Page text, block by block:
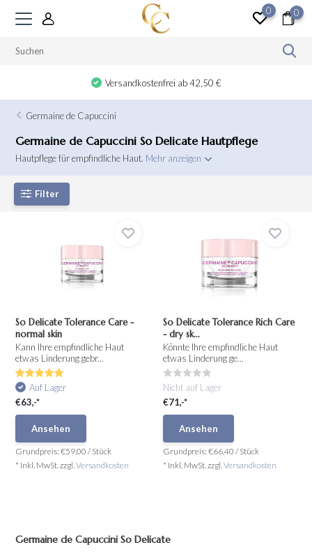
0 0
Versandkostenfrei ab 42,50 €
Germaine de Capuccini
Germaine de Capuccini So Delicate Hautpflege
Hautpflege für empfindliche Haut. Mehr anzeigen
Filter
So Delicate Tolerance Care -
normal skin
Kann Ihre empfindliche Haut
etwas Linderung gebr...
Auf Lager
€63,-*
Ansehen
Grundpreis:€59,00 / Stück
* Inkl. MwSt. zzgl.Versandkosten
So Delicate Tolerance Rich Care
- dry sk...
Könnte Ihre empfindliche Haut
etwas Linderung ge...
Nicht auf Lager
€71,-*
Ansehen
Grundpreis: €66,40 / Stück
* Inkl. MwSt. zzgl.Versandkosten
Germaine de Capuccini So Delicate